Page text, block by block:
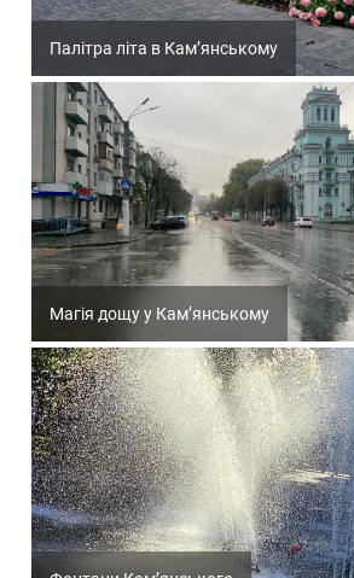
Палітра літа в Кам’янському
Магія дощу у Кам’янському